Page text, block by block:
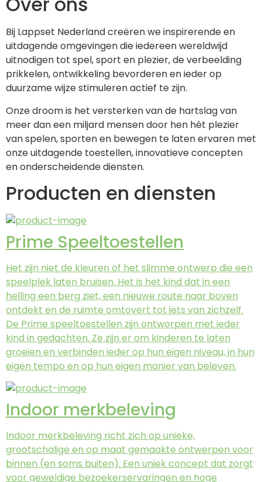
Bij Lappset Nederland creëren we inspirerende en
uitdagende omgevingen die iedereen wereldwijd
uitnodigen tot spel, sport en plezier, de verbeelding
prikkelen, ontwikkeling bevorderen en ieder op
duurzame wijze stimuleren actief te zijn.
Onze droom is het versterken van de hartslag van
meer dan een miljard mensen door hen hét plezier
van spelen, sporten en bewegen te laten ervaren met
onze uitdagende toestellen, innovatieve concepten
en onderscheidende diensten.
Producten en diensten
Prime Speeltoestellen
Het zijn niet de kleuren of het slimme ontwerp die een
speelplek laten bruisen. Het is het kind dat in een
helling een berg ziet, een nieuwe route naar boven
ontdekt en de ruimte omtovert tot iets van zichzelf.
De Prime speeltoestellen zijn ontworpen met ieder
kind in gedachten. Ze zijn er om kinderen te laten
groeien en verbinden ieder op hun eigen niveau, in hun
eigen tempo en op hun eigen manier van beleven.
Indoor merkbeleving
Indoor merkbeleving richt zich op unieke,
grootschalige en op maat gemaakte ontwerpen voor
binnen (en soms buiten). Een uniek concept dat zorgt
voor geweldige bezoekerservaringen en hoge